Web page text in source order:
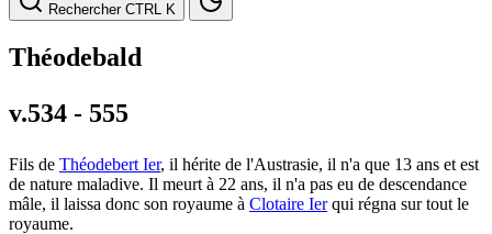
Rechercher CTRL K
Théodebald
v.534 - 555
Fils de Théodebert Ier, il hérite de l'Austrasie, il n'a que 13 ans et est
de nature maladive. Il meurt à 22 ans, il n'a pas eu de descendance
mâle, il laissa donc son royaume à Clotaire Ierqui régna sur tout le
royaume.